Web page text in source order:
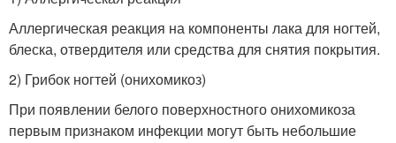
Аллергическая реакция на компоненты лака для ногтей,
блеска, отвердителя или средства для снятия покрытия.
2) Грибок ногтей (онихомикоз)
При появлении белого поверхностного онихомикоза
первым признаком инфекции могут быть небольшие